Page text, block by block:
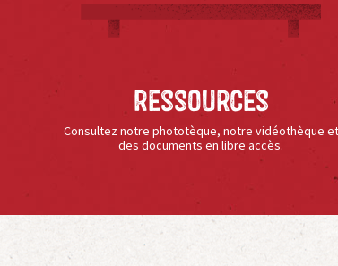
Ressources
Consultez notre phototèque, notre vidéothèque et
des documents en libre accès.